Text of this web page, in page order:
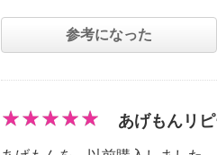
参考になった
あげもんリ